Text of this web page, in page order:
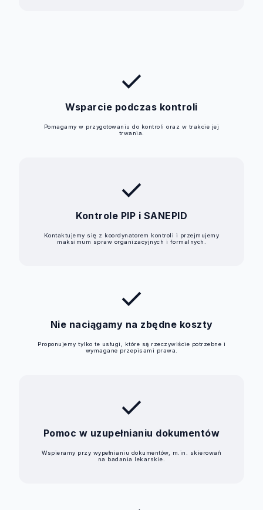
check
Wsparcie podczas kontroli
Pomagamy w przygotowaniu do kontroli oraz w trakcie jej
trwania.
check
Kontrole PIP i SANEPID
Kontaktujemy się z koordynatorem kontroli i przejmujemy
maksimum spraw organizacyjnych i formalnych.
check
Nie naciągamy na zbędne koszty
Proponujemy tylko te usługi, które są rzeczywiście potrzebne i
wymagane przepisami prawa.
check
Pomoc w uzupełnianiu dokumentów
Wspieramy przy wypełnianiu dokumentów, m.in. skierowań
na badania lekarskie.